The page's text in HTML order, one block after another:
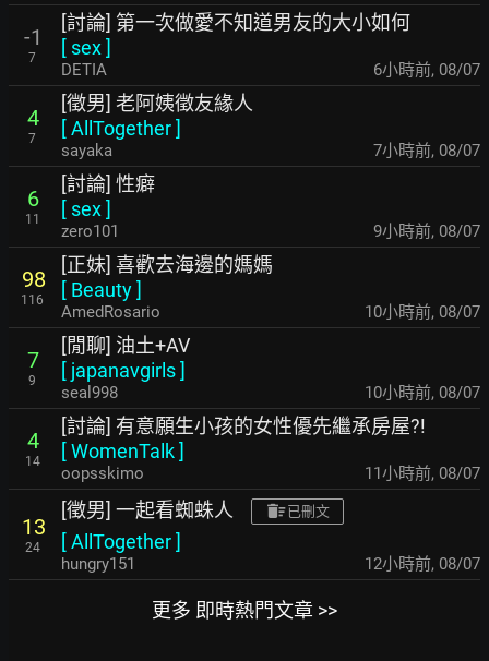
-1
7
[討論] 第一次做愛不知道男友的大小如何
[ sex]
DETIA 6小時前, 08/07
4
7
[徵男] 老阿姨徵友緣人
[AllTogether]
sayaka 7小時前, 08/07
6
11
[討論] 性癖
[ sex]
zero101 9小時前, 08/07
98
116
[正妹] 喜歡去海邊的媽媽
[ Beauty]
AmedRosario 10小時前, 08/07
7
9
[閒聊] 油土+AV
[ japanavgirls]
seal998 10小時前, 08/07
4
14
[討論] 有意願生小孩的女性優先繼承房屋?!
[WomenTalk]
oopsskimo 11小時前, 08/07
13
24
[徵男] 一起看蜘蛛人 已刪文
[AllTogether]
hungry151 12小時前, 08/07
更多 即時熱門文章 >>